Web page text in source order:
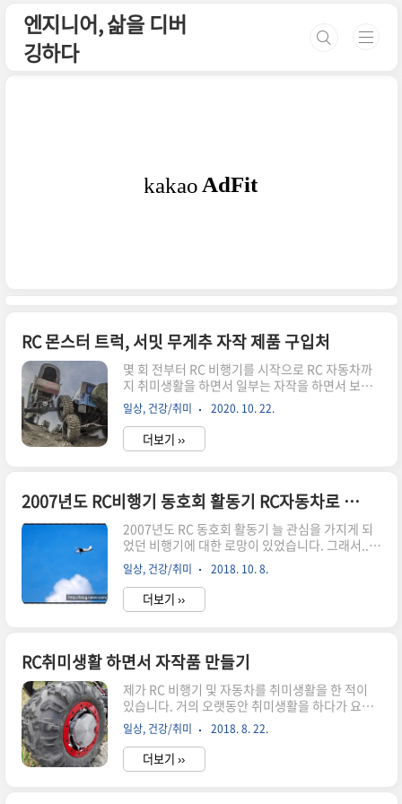
엔지니어, 삶을 디버
깅하다
RC 몬스터 트럭, 서밋 무게추 자작 제품 구입처
​몇 회 전부터 RC 비행기를 시작으로 RC 자동차까
지 취미생활을 하면서 일부는 자작을 하면서 보낸
세월이 있었습니다.​한번 소개를 해보고자 살짝 글
을 적어 봅니다. ​자작 제품은...RC 몬스터 트럭의
등판 및 견인력을 키우기 위한 무게추 자작 제품입
니다.​처음 시작해 본 자작기 제품으로서 몇 가지 더
무게추 : 테크노하비[테크노하비] 기술과 취미의
직접적 연결로 흥미로운 제품을 판매하는 엔지니어
쇼핑몰smartstore.naver.com 서밋 몬스터 트럭
등판능력을 키우기 위한 무게추 "이 포스팅은 쿠팡
파트너스 활동의 일환으로, 이에 따른 일정액의 수
수료를 제공받습니다." RC 몬스터 트..
일상, 건강/취미 2020. 10. 22.
더보기 ››
2007년도 RC비행기 동호회 활동기 RC자동차로 종목을 바꾸었지만 아직도 비행기에 대한 로망이 꿈틀하네요
2007년도 RC 동호회 활동기 늘 관심을 가지게 되
었던 비행기에 대한 로망이 있었습니다. 그래서..
결혼을 하고 난 후 그 활동을 시작하게 되었답니다.
이제 와서 자료를 들추어 보니 이런 사진과 영상들
이 있네요. 2007년도 여름부터 반짝 RC 비행기 동
호회 가입을 하면서 신나게 비행기를 날렸던 기억
이분들 무엇을 하고 있을지 궁금하네요. 그 시절 비
행기 날릴 장소가 없어서 찾아다니고 했었는데.. 푸
른 가을 하늘을 맞으며 저 멀리 100여 미터 상공을
조종기 하나만으로 날 수 있다는 그 기분은 정말 멋
집니다. 아직도 처녀비행을 했던 이 비행기는 집에
잘 보관이 되어 있는데, 우리 아들, 딸한테 조종기
맡겨..
일상, 건강/취미 2018. 10. 8.
더보기 ››
RC취미생활 하면서 자작품 만들기
제가 RC 비행기 및 자동차를 취미생활을 한 적이
있습니다. 거의 오랫동안 취미생활을 하다가 요즘
은 접어서 집에서 그냥 보관만 하고 있지만요. 갑자
기 문득 그동안 만든 자작품이 생각이 나서 이렇게
올려보네요. 혹시나 필요하신 분이 꼭~!!! 있으시
다면 공급도 고려해 볼 수 있겠네요. 첫번째: 서밋
일상, 건강/취미 2018. 8. 22.
더보기 ››